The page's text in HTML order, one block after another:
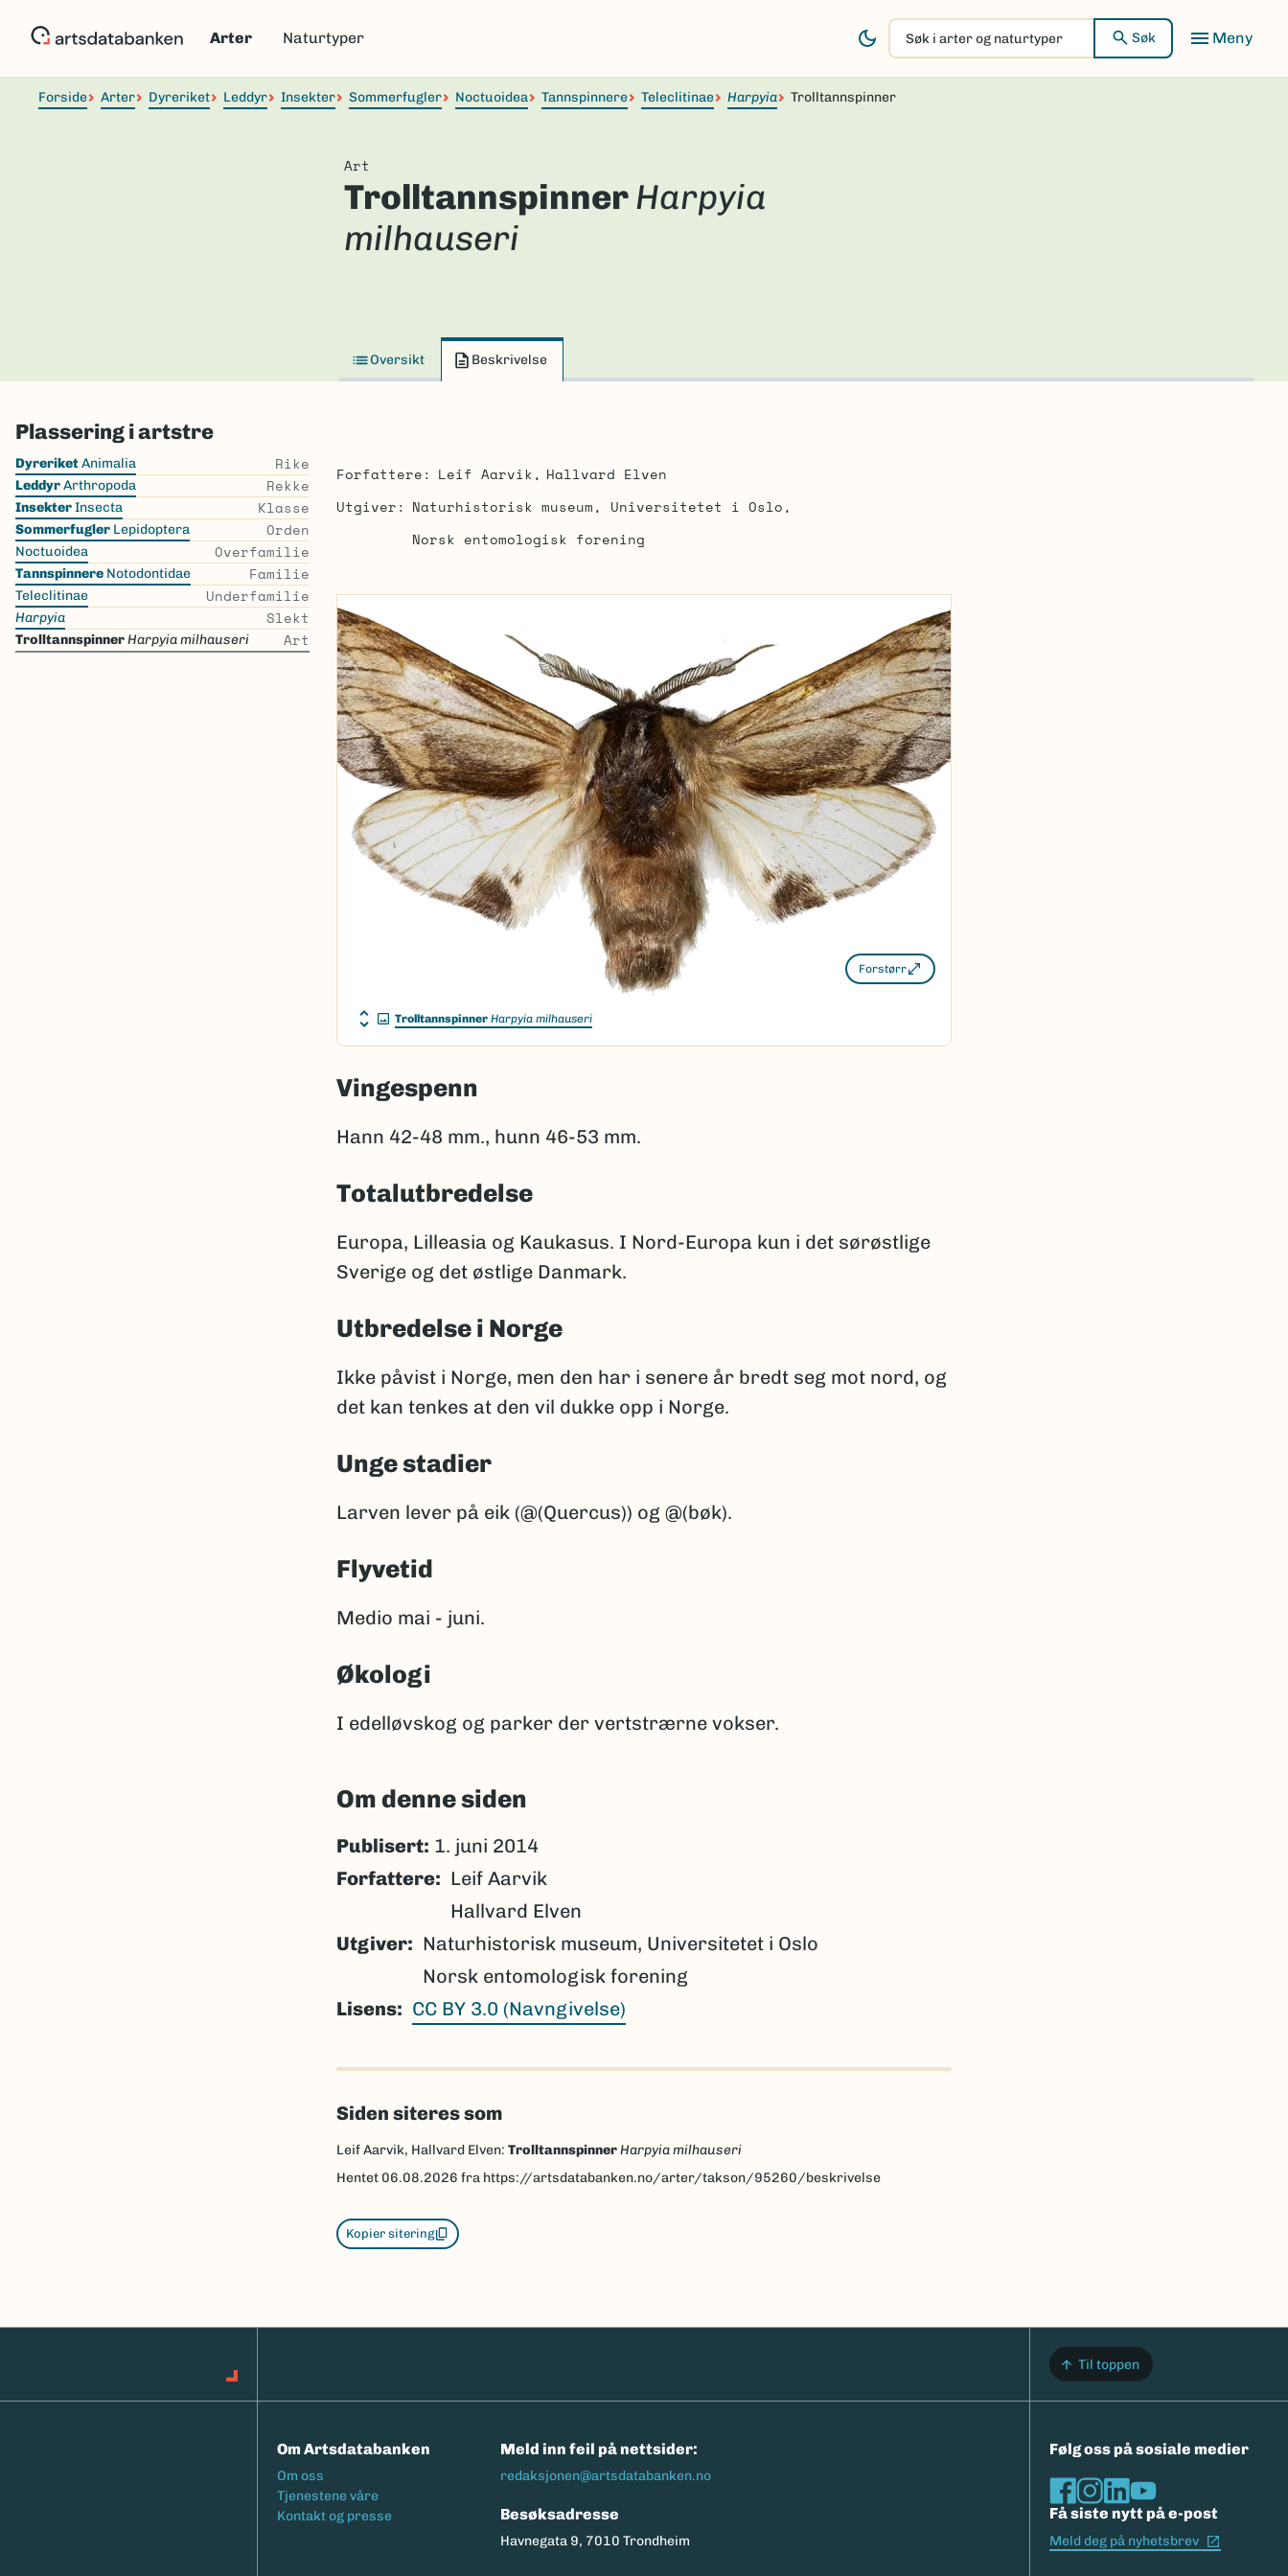
Arter Naturtyper
Søk
i
arter
og
Søk
Forside Arter Dyreriket Leddyr Insekter Sommerfugler Noctuoidea Tannspinnere Teleclitinae Harpyia Trolltannspinner
Art
TrolltannspinnerHarpyia
milhauseri
Oversikt Beskrivelse
Plassering i artstre
Skip
the
list
DyreriketAnimalia Rike
LeddyrArthropoda Rekke
InsekterInsecta Klasse
Sommerfugler Lepidoptera Orden
Noctuoidea Overfamilie
Tannspinnere Notodontidae Familie
Teleclitinae Underfamilie
Harpyia Slekt
TrolltannspinnerHarpyia milhauseri Art
Forfattere Leif Aarvik
Hallvard Elven
Utgiver
Naturhistorisk museum, Universitetet i Oslo
Norsk entomologisk forening
Forstørr
Trolltannspinner Harpyia milhauseri
Vingespenn
Hann 42-48 mm., hunn 46-53 mm.
Totalutbredelse
Europa, Lilleasia og Kaukasus. I Nord-Europa kun i det sørøstlige
Sverige og det østlige Danmark.
Utbredelse i Norge
Ikke påvist i Norge, men den har i senere år bredt seg mot nord, og
det kan tenkes at den vil dukke opp i Norge.
Unge stadier
Larven lever på eik (@(Quercus)) og @(bøk).
Flyvetid
Medio mai - juni.
Økologi
I edelløvskog og parker der vertstrærne vokser.
Om denne siden
Publisert: 1. juni 2014
Forfattere
Leif Aarvik
Hallvard Elven
Utgiver
Naturhistorisk museum, Universitetet i Oslo
Norsk entomologisk forening
Lisens
CC BY 3.0 (Navngivelse)
Siden siteres som
Leif Aarvik, Hallvard Elven: TrolltannspinnerHarpyia milhauseri
Hentet 06.08.2026 fra https://artsdatabanken.no/arter/takson/95260/beskrivelse
Kopier sitering
Til toppen
Om Artsdatabanken
Footermeny
Om oss
Tjenestene våre
Kontakt og presse
Meld inn feil på nettsider:
redaksjonen@artsdatabanken.no
Besøksadresse
Havnegata 9, 7010 Trondheim
Følg oss på sosiale medier
Få siste nytt på e-post
Meld deg på nyhetsbrev